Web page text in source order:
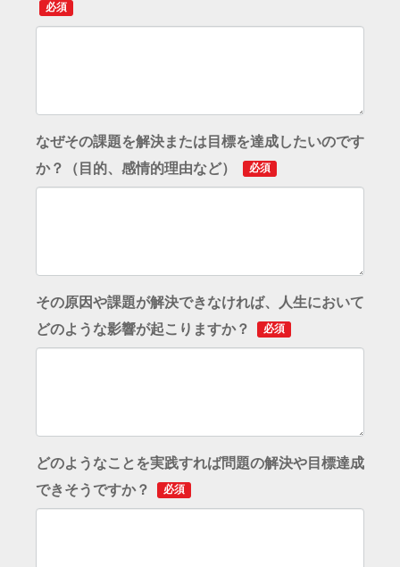
必須
なぜその課題を解決または目標を達成したいのです
か？（目的、感情的理由など）
必須
その原因や課題が解決できなければ、人生において
どのような影響が起こりますか？
必須
どのようなことを実践すれば問題の解決や目標達成
できそうですか？
必須